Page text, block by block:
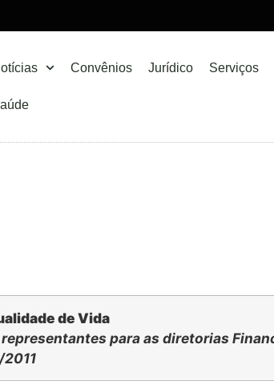
Convênios Jurídico Serviços
de Vida
para as diretorias